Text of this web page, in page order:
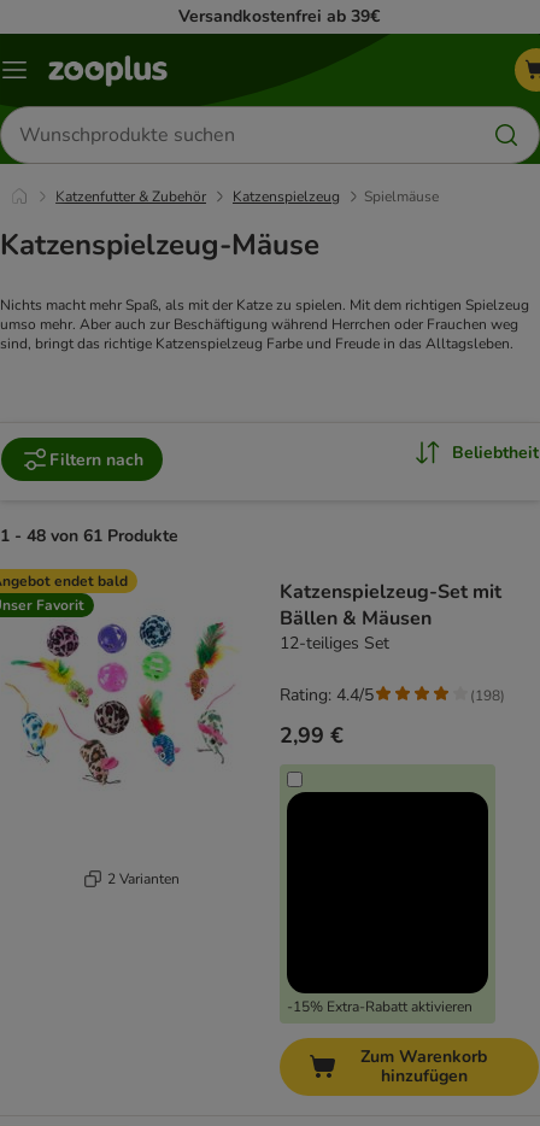
Versandkostenfrei ab 39€
Menü
Produkte
suchen
Katzenfutter & Zubehör Katzenspielzeug Spielmäuse
Katzenspielzeug-Mäuse
Nichts macht mehr Spaß, als mit der Katze zu spielen. Mit dem richtigen Spielzeug
umso mehr. Aber auch zur Beschäftigung während Herrchen oder Frauchen weg
sind, bringt das richtige Katzenspielzeug Farbe und Freude in das Alltagsleben.
Filtern nach Beliebtheit
1 - 48 von 61 Produkte
product items have been changed
endet bald
Favorit
2 Varianten
Katzenspielzeug-Set mit
Bällen & Mäusen
12-teiliges Set
2,99 €
-15% Extra-Rabatt aktivieren
Rating: 4.4/5 (198)
Zum Warenkorb
hinzufügen